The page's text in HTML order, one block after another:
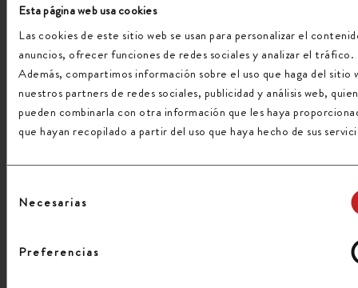
Esta página web usa cookies
Las cookies de este sitio web se usan para personalizar el
anuncios, ofrecer funciones de redes sociales y analizar el tráfico.
Además, compartimos información sobre el uso que haga del sitio
nuestros partners de redes sociales, publicidad y análisis web,
pueden combinarla con otra información que les haya
que hayan recopilado a partir del uso que haya hecho de sus
Necesarias
Preferencias
Información básica sobre Protección de Datos
Responsable: Transgesa, S.A
Finalidad: Contactar con usted para informarle de nuestros
servicios. Enviarle el presupuesto solicitado por usted.
Destinatarios: No se cederán datos a terceros, salvo obligación
Derechos: Acceder, rectificar y suprimir los datos, así como otros
He leído y acepto la